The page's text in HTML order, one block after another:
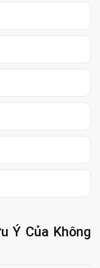
Ý Của Không